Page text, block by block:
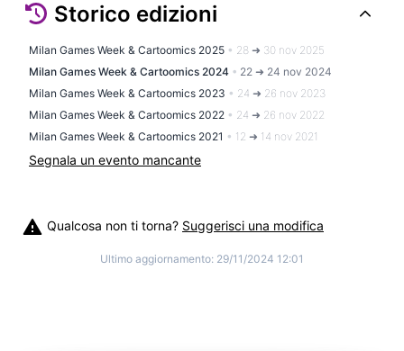
Storico edizioni
Milan Games Week & Cartoomics 2025 • 28 ➜ 30 nov 2025
Milan Games Week & Cartoomics 2024 • 22 ➜ 24 nov 2024
Milan Games Week & Cartoomics 2023 • 24 ➜ 26 nov 2023
Milan Games Week & Cartoomics 2022 • 24 ➜ 26 nov 2022
Milan Games Week & Cartoomics 2021 • 12 ➜ 14 nov 2021
Segnala un evento mancante
Qualcosa non ti torna? Suggerisci una modifica
Ultimo aggiornamento: 29/11/2024 12:01